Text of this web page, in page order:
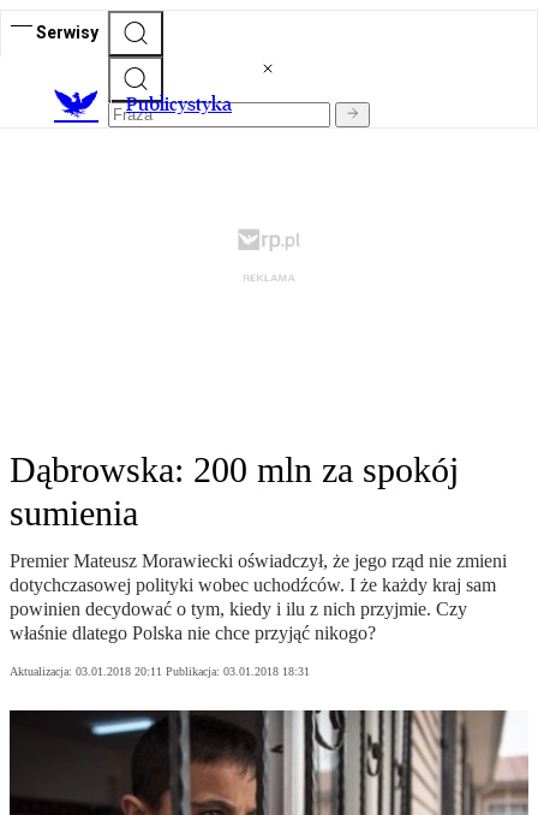
Serwisy
Publicystyka
Dąbrowska: 200 mln za spokój
sumienia
Premier Mateusz Morawiecki oświadczył, że jego rząd nie zmieni
dotychczasowej polityki wobec uchodźców. I że każdy kraj sam
powinien decydować o tym, kiedy i ilu z nich przyjmie. Czy
właśnie dlatego Polska nie chce przyjąć nikogo?
Aktualizacja: 03.01.2018 20:11 Publikacja: 03.01.2018 18:31